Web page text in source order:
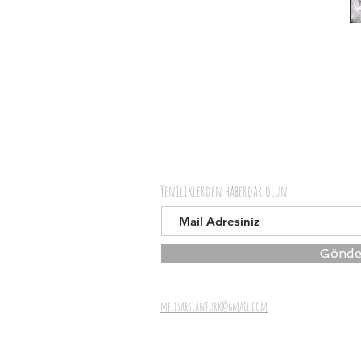
Yeniliklerden haberdar olun
melisarslanturk@gmail.com